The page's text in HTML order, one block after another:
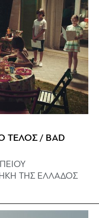
ΤΕΛΟΣ / BAD
ΤΗΣ ΕΛΛΑΔΟΣ